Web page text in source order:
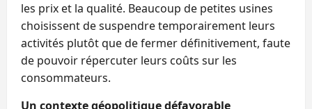
les prix et la qualité. Beaucoup de petites usines
choisissent de suspendre temporairement leurs
activités plutôt que de fermer définitivement, faute
de pouvoir répercuter leurs coûts sur les
consommateurs.
Un contexte géopolitique défavorable